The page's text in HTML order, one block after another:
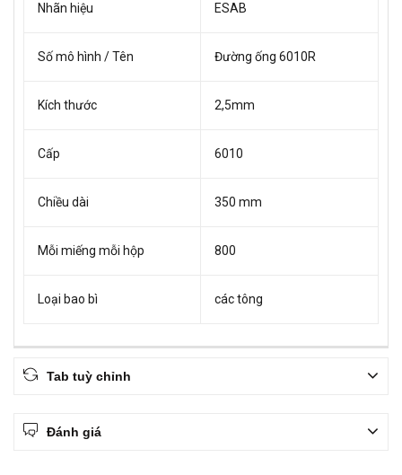
Nhãn hiệu ESAB
Số mô hình / Tên Đường ống 6010R
Kích thước 2,5mm
Cấp 6010
Chiều dài 350 mm
Mỗi miếng mỗi hộp 800
Loại bao bì các tông
Tab tuỳ chỉnh
Đánh giá